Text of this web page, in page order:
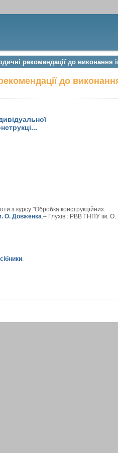
рекомендації до виконання
до
з курсу "Обробка конструкційних
О. Довженка.– Глухів : РВВ ГНПУ ім. О.
.